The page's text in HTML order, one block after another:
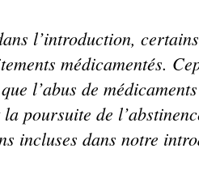
l’introduction,
médicamentés.
l’abus de
la poursuite de
incluses dans notre